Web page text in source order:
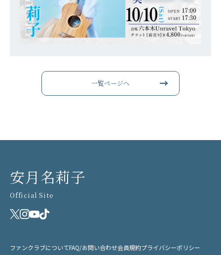
一覧ページへ
安月名莉子
Official Site
ファンクラブについてFAQ/お問い合わせ会員規約プライバシーポリシー